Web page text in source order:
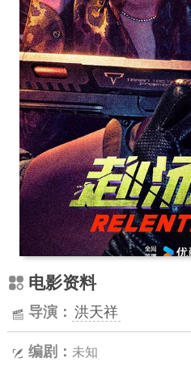
电影资料
导演： 洪天祥
编剧： 未知